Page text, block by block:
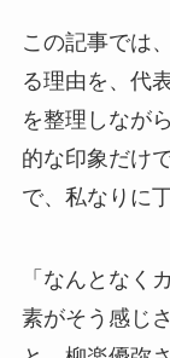
この記事では
る理由を、代
を整理しなが
的な印象だけ
で、私なりに
「なんとなく
素がそう感じ